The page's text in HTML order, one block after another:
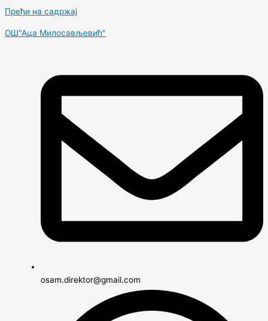
Пређи на садржај
OШ"Аца Милосављевић"
osam.direktor@gmail.com